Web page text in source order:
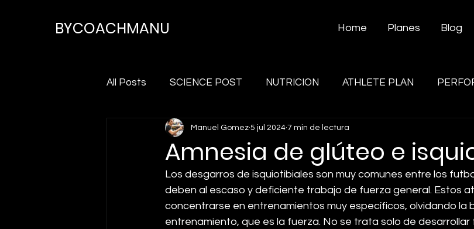
Home Planes Blog
BYCOACHMANU
All Posts SCIENCE POST NUTRICION ATHLETE PLAN
Amnesia de glúteo e
Manuel Gomez 5 jul 2024 7 min de lectura
Los desgarros de isquiotibiales son muy comunes entre los
deben al escaso y deficiente trabajo de fuerza general. Estos
concentrarse en entrenamientos muy específicos, olvidando la
entrenamiento, que es la fuerza. No se trata solo de desarrollar